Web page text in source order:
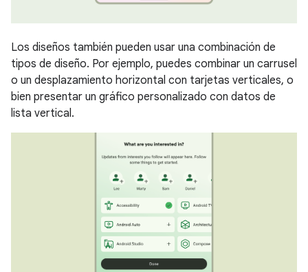
Los diseños también pueden usar una combinación de
tipos de diseño. Por ejemplo, puedes combinar un carrusel
o un desplazamiento horizontal con tarjetas verticales, o
bien presentar un gráfico personalizado con datos de
lista vertical.